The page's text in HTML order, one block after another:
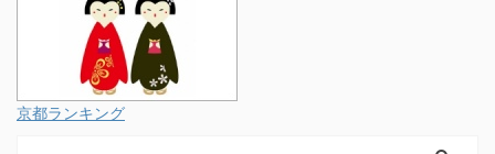
京都ランキング